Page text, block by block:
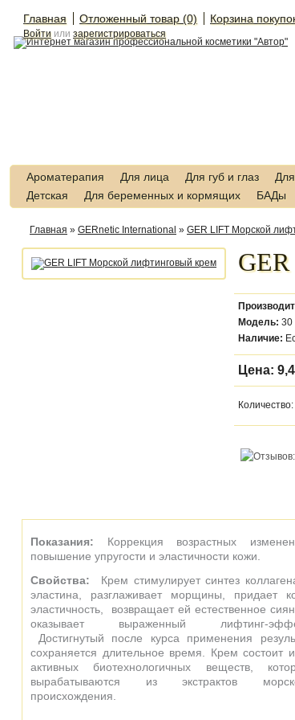
Войти или зарегистрироваться
Главная Отложенный товар (0) Корзина
Ароматерапия Для лица Для губ и глаз
Детская
Для беременных и кормящих БАДы
Главная » GERnetic International » GER LIFT Морской
Модель: 30
Наличие:
Цена:
Количество:
Показания: Коррекция возрастных
повышение упругости и эластичности кожи.
Свойства:
Крем стимулирует синтез
эластина, разглаживает морщины, придает
эластичность, возвращает ей естественное
оказывает выраженный лифтинг-
Достигнутый после курса применения
сохраняется длительное время. Крем состоит
активных биотехнологичных веществ,
вырабатываются из экстрактов
происхождения.